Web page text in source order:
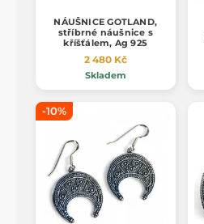
NÁUŠNICE GOTLAND,
stříbrné náušnice s
kříšťálem, Ag 925
2 480 Kč
Skladem
-10%